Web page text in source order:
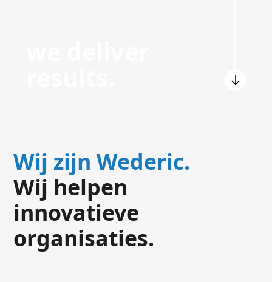
Wij zijn Wederic.
Wij helpen
innovatieve
organisaties.